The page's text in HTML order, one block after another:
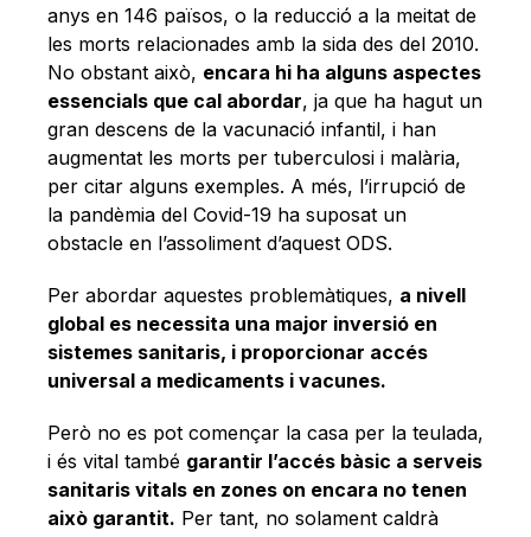
anys en 146 països, o la reducció a la meitat de
les morts relacionades amb la sida des del 2010.
No obstant això, encara hi ha alguns aspectes
essencials que cal abordar, ja que ha hagut un
gran descens de la vacunació infantil, i han
augmentat les morts per tuberculosi i malària,
per citar alguns exemples. A més, l’irrupció de
la pandèmia del Covid-19 ha suposat un
obstacle en l’assoliment d’aquest ODS.
Per abordar aquestes problemàtiques, a nivell
global es necessita una major inversió en
sistemes sanitaris, i proporcionar accés
universal a medicaments i vacunes.
Però no es pot començar la casa per la teulada,
i és vital també garantir l’accés bàsic a serveis
sanitaris vitals en zones on encara no tenen
això garantit. Per tant, no solament caldrà